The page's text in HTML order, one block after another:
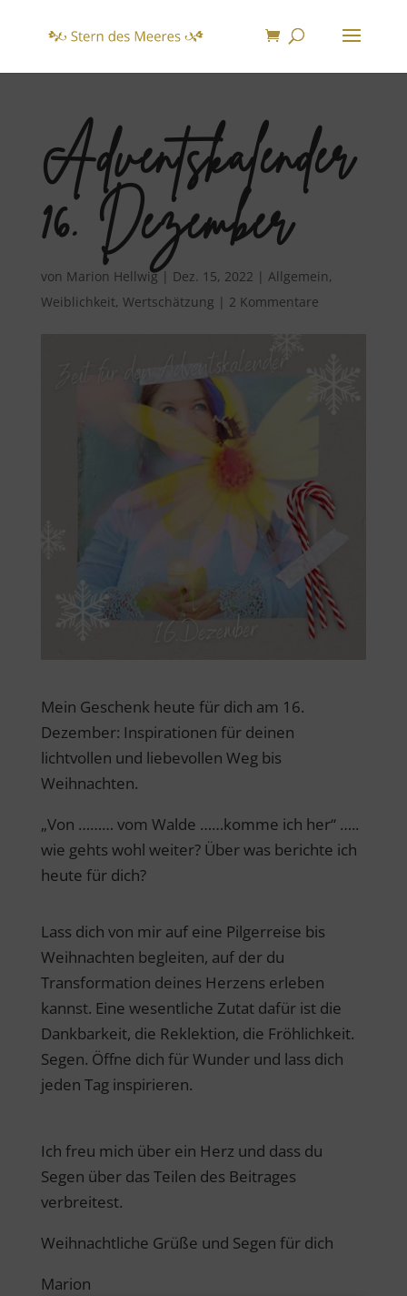
Adventskalender
16. Dezember
von Marion Hellwig| Dez. 15, 2022 | Allgemein,
Weiblichkeit, Wertschätzung | 2 Kommentare
Mein Geschenk heute für dich am 16.
Dezember: Inspirationen für deinen
lichtvollen und liebevollen Weg bis
Weihnachten.
„Von ……… vom Walde ……komme ich her“ …..
wie gehts wohl weiter? Über was berichte ich
heute für dich?
Lass dich von mir auf eine Pilgerreise bis
Weihnachten begleiten, auf der du
Transformation deines Herzens erleben
kannst. Eine wesentliche Zutat dafür ist die
Dankbarkeit, die Reklektion, die Fröhlichkeit.
Segen. Öffne dich für Wunder und lass dich
jeden Tag inspirieren.
Ich freu mich über ein Herz und dass du
Segen über das Teilen des Beitrages
verbreitest.
Weihnachtliche Grüße und Segen für dich
Marion